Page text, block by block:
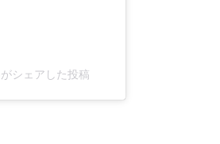
シェアした投稿